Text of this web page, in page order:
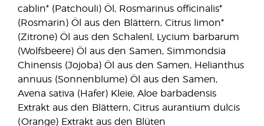
cablin* (Patchouli) Öl, Rosmarinus officinalis*
(Rosmarin) Öl aus den Blättern, Citrus limon*
(Zitrone) Öl aus den Schalenl, Lycium barbarum
(Wolfsbeere) Öl aus den Samen, Simmondsia
Chinensis (Jojoba) Öl aus den Samen, Helianthus
annuus (Sonnenblume) Öl aus den Samen,
Avena sativa (Hafer) Kleie, Aloe barbadensis
Extrakt aus den Blättern, Citrus aurantium dulcis
(Orange) Extrakt aus den Blüten